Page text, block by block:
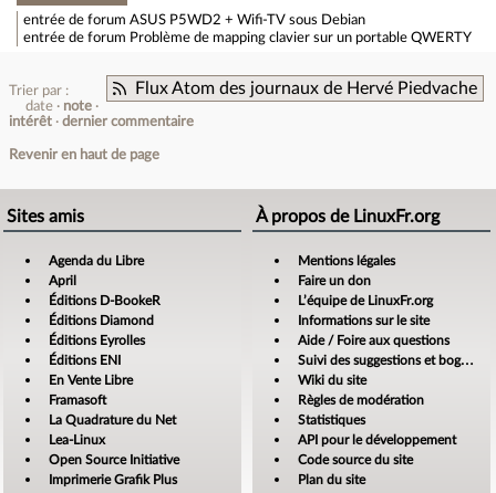
entrée de forum ASUS P5WD2 + Wifi-TV sous Debian
entrée de forum Problème de mapping clavier sur un portable QWERTY
Flux Atom des journaux de Hervé Piedvache
Trier par :
date
note
intérêt
dernier commentaire
Revenir en haut de page
Sites amis
Agenda du Libre
April
Éditions D-BookeR
Éditions Diamond
Éditions Eyrolles
Éditions ENI
En Vente Libre
Framasoft
La Quadrature du Net
Lea-Linux
Open Source Initiative
Imprimerie Grafik Plus
À propos de LinuxFr.org
Mentions légales
Faire un don
L’équipe de LinuxFr.org
Informations sur le site
Aide / Foire aux questions
Suivi des suggestions et bogues
Wiki du site
Règles de modération
Statistiques
API pour le développement
Code source du site
Plan du site